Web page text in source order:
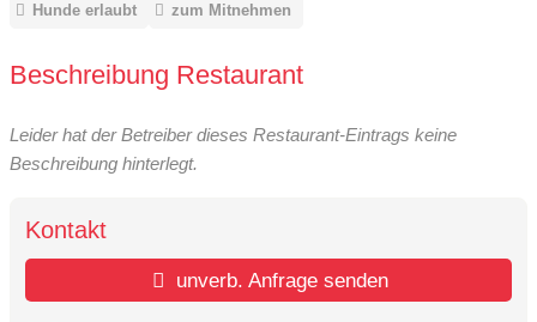
Hunde erlaubt
zum Mitnehmen
Beschreibung Restaurant
Leider hat der Betreiber dieses Restaurant-Eintrags keine
Beschreibung hinterlegt.
Kontakt
unverb. Anfrage senden